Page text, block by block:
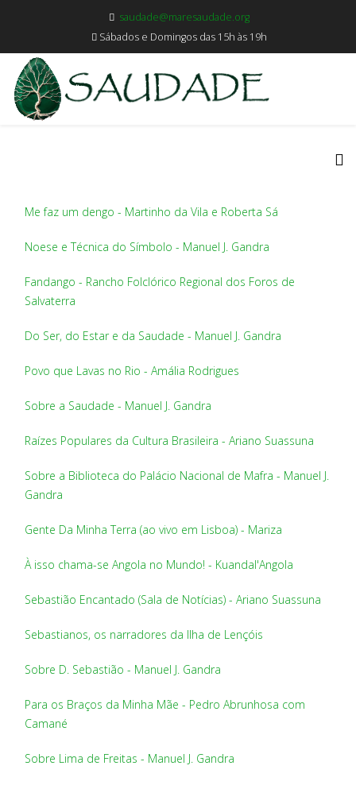
saudade@maresaudade.org
Sábados e Domingos das 15h às 19h
Me faz um dengo - Martinho da Vila e Roberta Sá
Noese e Técnica do Símbolo - Manuel J. Gandra
Fandango - Rancho Folclórico Regional dos Foros de
Salvaterra
Do Ser, do Estar e da Saudade - Manuel J. Gandra
Povo que Lavas no Rio - Amália Rodrigues
Sobre a Saudade - Manuel J. Gandra
Raízes Populares da Cultura Brasileira - Ariano Suassuna
Sobre a Biblioteca do Palácio Nacional de Mafra - Manuel J.
Gandra
Gente Da Minha Terra (ao vivo em Lisboa) - Mariza
À isso chama-se Angola no Mundo! - Kuandal'Angola
Sebastião Encantado (Sala de Notícias) - Ariano Suassuna
Sebastianos, os narradores da Ilha de Lençóis
Sobre D. Sebastião - Manuel J. Gandra
Para os Braços da Minha Mãe - Pedro Abrunhosa com
Camané
Sobre Lima de Freitas - Manuel J. Gandra